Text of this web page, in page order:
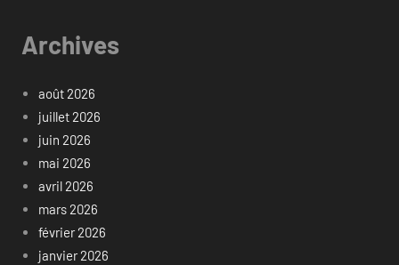
Archives
août 2026
juillet 2026
juin 2026
mai 2026
avril 2026
mars 2026
février 2026
janvier 2026